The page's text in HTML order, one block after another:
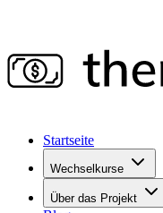
Startseite
Wechselkurse
Über das Projekt